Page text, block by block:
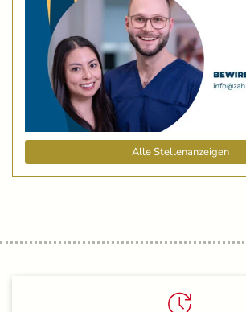
Alle Stellenanzeigen